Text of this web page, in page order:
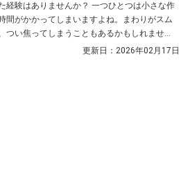
経験はありませんか？ 一つひとつは小さな作
間がかかってしまいますよね。まわりがスム
つい焦ってしまうこともあるかもしれませ
更新日： 2026年02月17日